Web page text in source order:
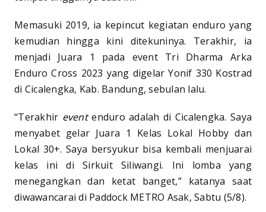
Memasuki 2019, ia kepincut kegiatan enduro yang
kemudian hingga kini ditekuninya. Terakhir, ia
menjadi Juara 1 pada event Tri Dharma Arka
Enduro Cross 2023 yang digelar Yonif 330 Kostrad
di Cicalengka, Kab. Bandung, sebulan lalu.
“Terakhir eventenduro adalah di Cicalengka. Saya
menyabet gelar Juara 1 Kelas Lokal Hobby dan
Lokal 30+. Saya bersyukur bisa kembali menjuarai
kelas ini di Sirkuit Siliwangi. Ini lomba yang
menegangkan dan ketat banget,” katanya saat
diwawancarai di Paddock METRO Asak, Sabtu (5/8).